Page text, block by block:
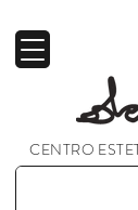
CENTRO